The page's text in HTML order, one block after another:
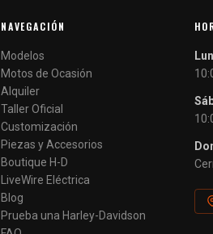
NAVEGACIÓN
Modelos
Motos de Ocasión
Alquiler
Taller Oficial
Customización
Piezas y Accesorios
Boutique H-D
LiveWire Eléctrica
Blog
Prueba una Harley-Davidson